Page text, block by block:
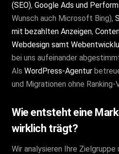
(SEO), Google Ads und
Wunsch auch Microsoft Bing),
mit bezahlten Anzeigen,
Webdesign samt
bei uns aufeinander
Als WordPress-Agentur
und Migrationen ohne Ranking-
Wie entsteht eine
wirklich trägt?
Wir analysieren Ihre Zielgruppe